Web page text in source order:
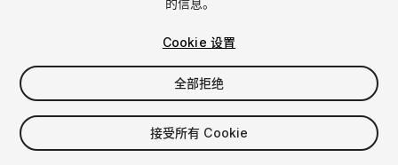
$29.99
增值税将在结算时计算
的信息。
Cookie 设置
全部拒绝
接受所有 Cookie